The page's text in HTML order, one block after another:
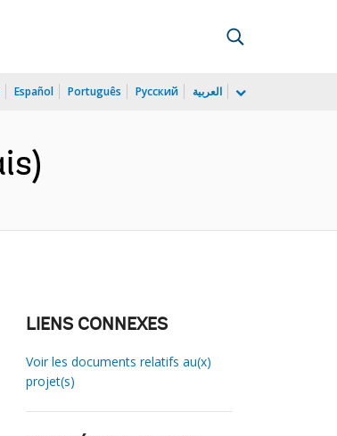
Español Português Русский العربية
LIENS CONNEXES
Voir les documents relatifs au(x)
projet(s)